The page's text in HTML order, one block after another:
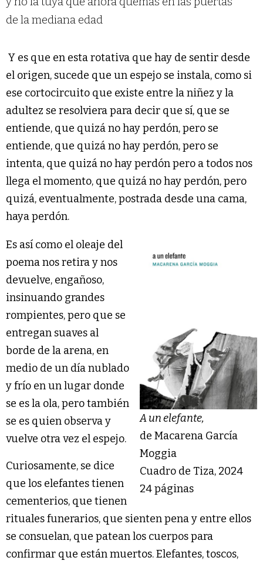
de la mediana edad
Y es que en esta rotativa que hay de sentir desde
el origen, sucede que un espejo se instala, como si
ese cortocircuito que existe entre la niñez y la
adultez se resolviera para decir que sí, que se
entiende, que quizá no hay perdón, pero se
entiende, que quizá no hay perdón, pero se
intenta, que quizá no hay perdón pero a todos nos
llega el momento, que quizá no hay perdón, pero
quizá, eventualmente, postrada desde una cama,
haya perdón.
A un elefante,
de Macarena García
Moggia
Cuadro de Tiza, 2024
24 páginas
Es así como el oleaje del
poema nos retira y nos
devuelve, engañoso,
insinuando grandes
rompientes, pero que se
entregan suaves al
borde de la arena, en
medio de un día nublado
y frío en un lugar donde
se es la ola, pero también
se es quien observa y
vuelve otra vez el espejo.
Curiosamente, se dice
que los elefantes tienen
cementerios, que tienen
rituales funerarios, que sienten pena y entre ellos
se consuelan, que patean los cuerpos para
confirmar que están muertos. Elefantes, toscos,